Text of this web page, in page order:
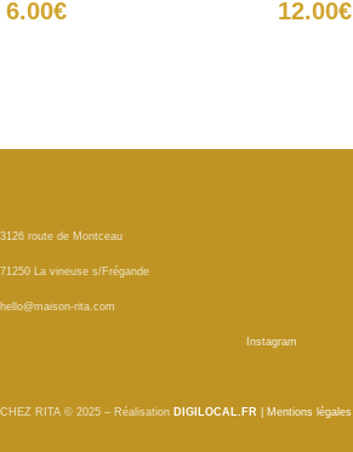
6.00€ 12.00€
3126 route de Montceau
71250 La vineuse s/Frégande
hello@maison-rita.com
Instagram
CHEZ RITA © 2025 – Réalisation DIGILOCAL.FR Mentions légales